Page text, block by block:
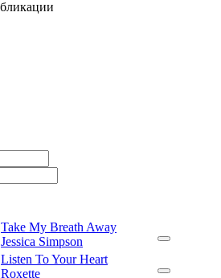
Take My Breath Away
Jessica Simpson
Listen To Your Heart
Roxette